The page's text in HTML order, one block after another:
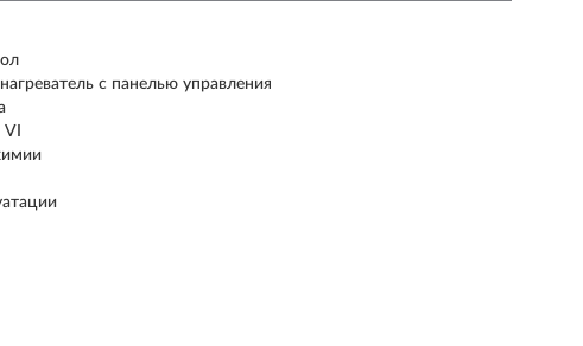
с панелью управления